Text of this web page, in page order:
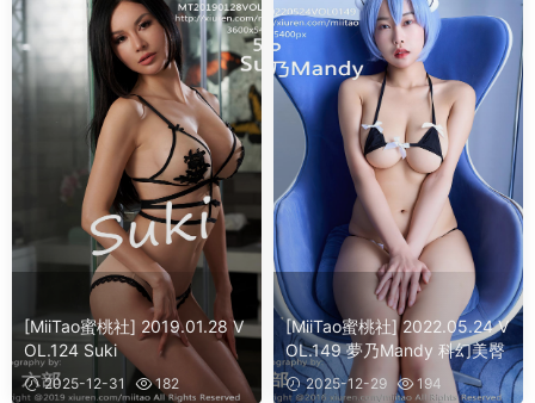
[MiiTao蜜桃社] 2019.01.28 V
OL.124 Suki
2025-12-31 182
[MiiTao蜜桃社] 2022.05.24 V
OL.149 夢乃Mandy 科幻美臀
2025-12-29 194